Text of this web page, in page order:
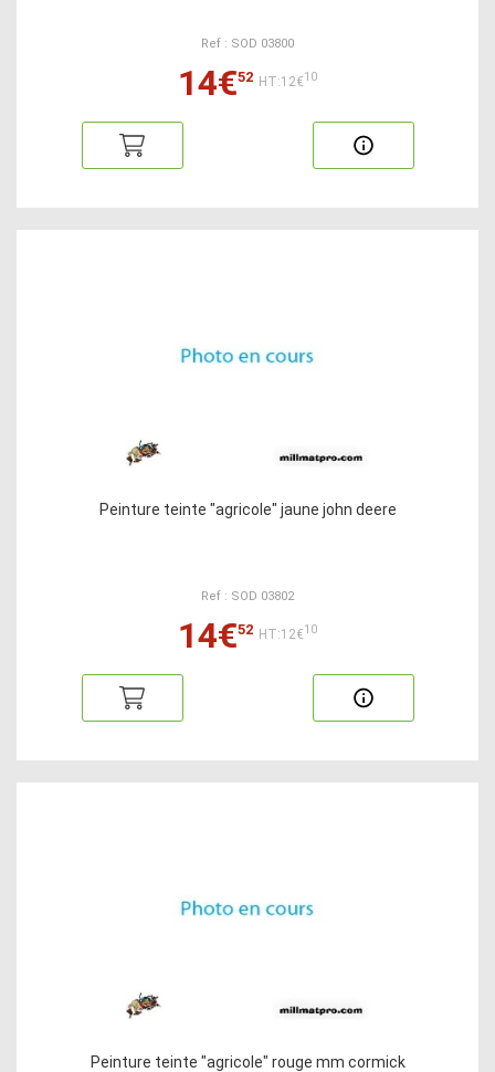
Ref : SOD 03800
14€52 HT:12€10
Peinture teinte "agricole" jaune john deere
Ref : SOD 03802
14€52 HT:12€10
Peinture teinte "agricole" rouge mm cormick